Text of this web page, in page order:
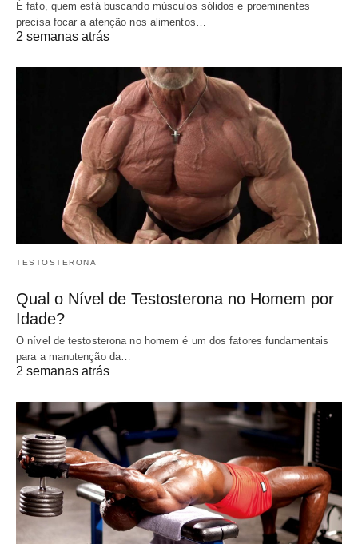
É fato, quem está buscando músculos sólidos e proeminentes
precisa focar a atenção nos alimentos…
2 semanas atrás
TESTOSTERONA
Qual o Nível de Testosterona no Homem por
Idade?
O nível de testosterona no homem é um dos fatores fundamentais
para a manutenção da…
2 semanas atrás